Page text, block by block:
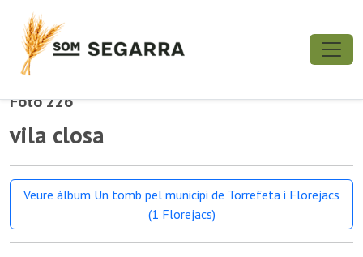
Foto 226
vila closa
Veure àlbum Un tomb pel municipi de Torrefeta i Florejacs
(1 Florejacs)